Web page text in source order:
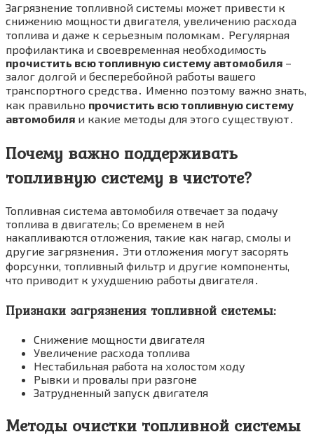
Загрязнение топливной системы может привести к
снижению мощности двигателя, увеличению расхода
топлива и даже к серьезным поломкам․ Регулярная
профилактика и своевременная необходимость
прочистить всю топливную систему автомобиля –
залог долгой и бесперебойной работы вашего
транспортного средства․ Именно поэтому важно знать,
как правильно прочистить всю топливную систему
автомобиля и какие методы для этого существуют․
Почему важно поддерживать
топливную систему в чистоте?
Топливная система автомобиля отвечает за подачу
топлива в двигатель; Со временем в ней
накапливаются отложения, такие как нагар, смолы и
другие загрязнения․ Эти отложения могут засорять
форсунки, топливный фильтр и другие компоненты,
что приводит к ухудшению работы двигателя․
Признаки загрязнения топливной системы:
Снижение мощности двигателя
Увеличение расхода топлива
Нестабильная работа на холостом ходу
Рывки и провалы при разгоне
Затрудненный запуск двигателя
Методы очистки топливной системы